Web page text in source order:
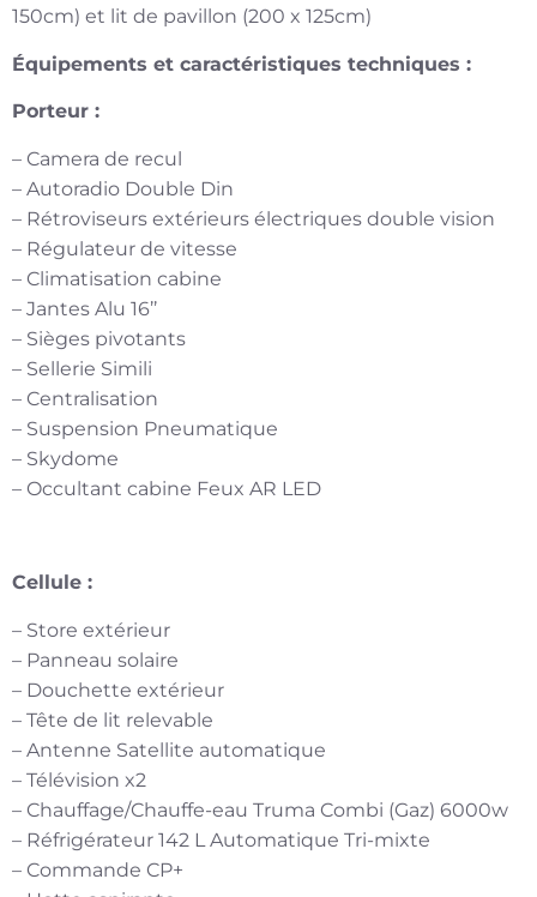
150cm) et lit de pavillon (200 x 125cm)
Équipements et caractéristiques techniques :
Porteur :
– Camera de recul
– Autoradio Double Din
– Rétroviseurs extérieurs électriques double vision
– Régulateur de vitesse
– Climatisation cabine
– Jantes Alu 16’’
– Sièges pivotants
– Sellerie Simili
– Centralisation
– Suspension Pneumatique
– Skydome
– Occultant cabine Feux AR LED
Cellule :
– Store extérieur
– Panneau solaire
– Douchette extérieur
– Tête de lit relevable
– Antenne Satellite automatique
– Télévision x2
– Chauffage/Chauffe-eau Truma Combi (Gaz) 6000w
– Réfrigérateur 142 L Automatique Tri-mixte
– Commande CP+